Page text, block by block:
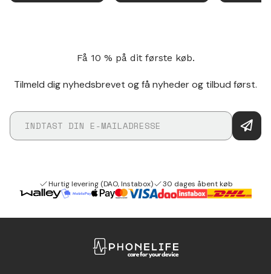
Få 10 % på dit første køb.
Tilmeld dig nyhedsbrevet og få nyheder og tilbud først.
Hurtig levering (DAO, Instabox) 30 dages åbent køb